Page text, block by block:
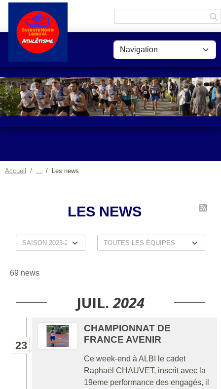
Accueil Les news
LES NEWS
69 news
JUIL. 2024
23
CHAMPIONNAT DE
FRANCE AVENIR
Ce week-end à ALBI le cadet
Raphaël CHAUVET, inscrit avec la
19eme performance des engagés, il